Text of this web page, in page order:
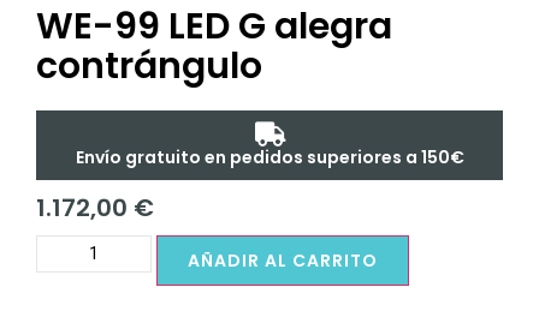
WE-99 LED G alegra
contrángulo
Envío gratuito en pedidos superiores a 150€
1.172,00 €
AÑADIR AL CARRITO